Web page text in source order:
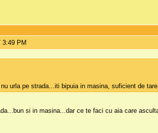
3:49 PM
urla pe strada...iti bipuia in masina, suficient de
si in masina...dar ce te faci cu aia care